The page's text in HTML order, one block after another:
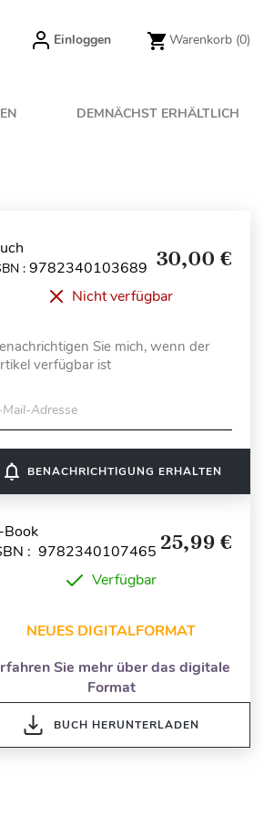
Einloggen Warenkorb (0)
DEMNÄCHST ERHÄLTLICH
: 9782340103689 30,00 €
Nicht verfügbar
Sie mich, wenn der
verfügbar ist
Mail-Adresse
notifications_none BENACHRICHTIGUNG ERHALTEN
Book
: 9782340107465 25,99 €
Verfügbar
NEUES DIGITALFORMAT
Sie mehr über das digitale
Format
BUCH HERUNTERLADEN